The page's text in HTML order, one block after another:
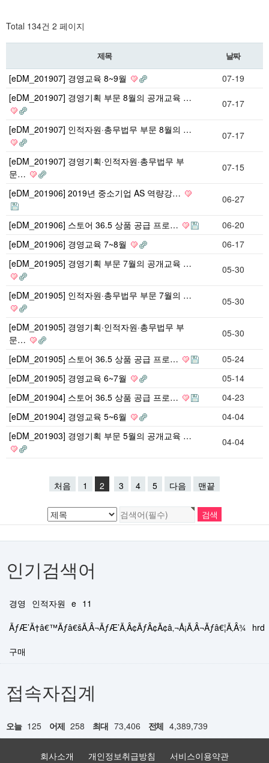
Total 134건 2 페이지
제목 날짜
[eDM_201907] 경영교육 8~9월
07-19
[eDM_201907] 경영기획 부문 8월의 공개교육 …
07-17
[eDM_201907] 인적자원·총무법무 부문 8월의 … 07-17
[eDM_201907] 경영기획·인적자원·총무법무 부
문…
07-15
[eDM_201906] 2019년 중소기업 AS 역량강… 06-27
[eDM_201906] 스토어 36.5 상품 공급 프로…
06-20
[eDM_201906] 경영교육 7~8월
06-17
[eDM_201905] 경영기획 부문 7월의 공개교육 …
05-30
[eDM_201905] 인적자원·총무법무 부문 7월의 … 05-30
[eDM_201905] 경영기획·인적자원·총무법무 부
문…
05-30
[eDM_201905] 스토어 36.5 상품 공급 프로…
05-24
[eDM_201905] 경영교육 6~7월
05-14
[eDM_201904] 스토어 36.5 상품 공급 프로…
04-23
[eDM_201904] 경영교육 5~6월
04-04
[eDM_201903] 경영기획 부문 5월의 공개교육 …
04-04
처음 1 2 3 4 5 다음 맨끝
인기검색어
경영 인적자원 e 11
ÃƒÆ’Ã†â€™Ãƒâ€šÃ‚Â¬ÃƒÆ’Ã‚Â¢ÃƒÂ¢Ã¢â‚¬Å¡Ã‚Â¬Ãƒâ€¦Ã‚Â¾ hrd
구매
접속자집계
오늘 125 어제 258 최대 73,406 전체 4,389,739
회사소개 개인정보취급방침 서비스이용약관